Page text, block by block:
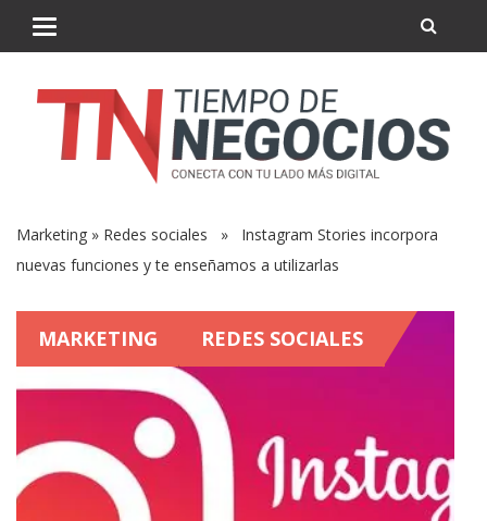
Marketing » Redes sociales » Instagram Stories incorpora
nuevas funciones y te enseñamos a utilizarlas
MARKETING REDES SOCIALES